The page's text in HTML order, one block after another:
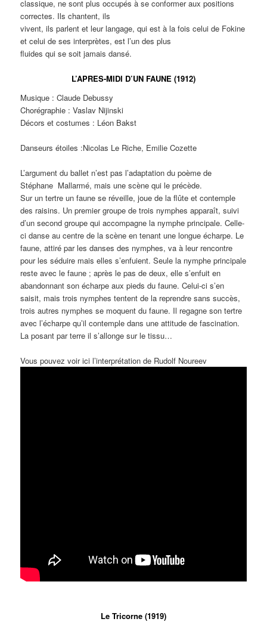
classique, ne sont plus occupés à se conformer aux positions
correctes. Ils chantent, ils
vivent, ils parlent et leur langage, qui est à la fois celui de Fokine
et celui de ses interprètes, est l’un des plus
fluides qui se soit jamais dansé.
L’APRES-MIDI D’UN FAUNE (1912)
Musique : Claude Debussy
Chorégraphie : Vaslav Nijinski
Décors et costumes : Léon Bakst
Danseurs étoiles :Nicolas Le Riche, Emilie Cozette
L’argument du ballet n’est pas l’adaptation du poème de
Stéphane Mallarmé, mais une scène qui le précède.
Sur un tertre un faune se réveille, joue de la flûte et contemple
des raisins. Un premier groupe de trois nymphes apparaît, suivi
d’un second groupe qui accompagne la nymphe principale. Celle-
ci danse au centre de la scène en tenant une longue écharpe. Le
faune, attiré par les danses des nymphes, va à leur rencontre
pour les séduire mais elles s’enfuient. Seule la nymphe principale
reste avec le faune ; après le pas de deux, elle s’enfuit en
abandonnant son écharpe aux pieds du faune. Celui-ci s’en
saisit, mais trois nymphes tentent de la reprendre sans succès,
trois autres nymphes se moquent du faune. Il regagne son tertre
avec l’écharpe qu’il contemple dans une attitude de fascination.
La posant par terre il s’allonge sur le tissu…
Vous pouvez voir ici l’interprétation de Rudolf Noureev
Le Tricorne (1919)